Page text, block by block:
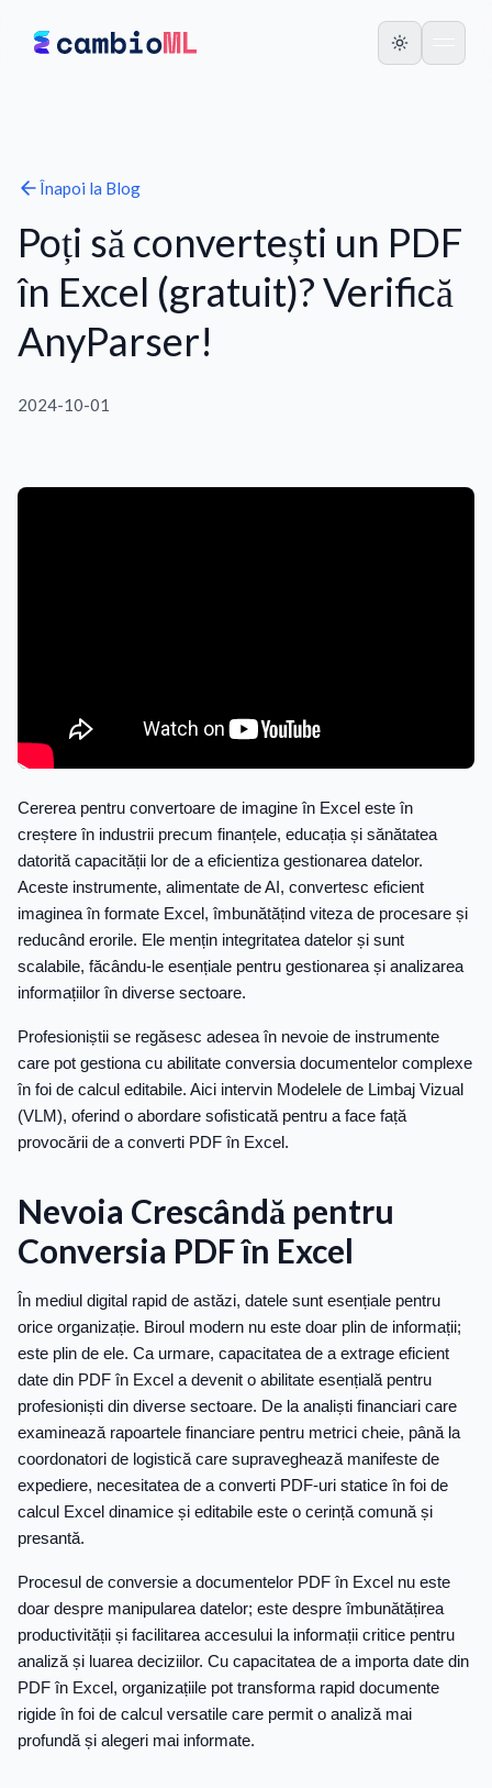
Înapoi la Blog
Poți să convertești un PDF
în Excel (gratuit)? Verifică
AnyParser!
2024-10-01
Cererea pentru convertoare de imagine în Excel este în
creștere în industrii precum finanțele, educația și sănătatea
datorită capacității lor de a eficientiza gestionarea datelor.
Aceste instrumente, alimentate de AI, convertesc eficient
imaginea în formate Excel, îmbunătățind viteza de procesare și
reducând erorile. Ele mențin integritatea datelor și sunt
scalabile, făcându-le esențiale pentru gestionarea și analizarea
informațiilor în diverse sectoare.
Profesioniștii se regăsesc adesea în nevoie de instrumente
care pot gestiona cu abilitate conversia documentelor complexe
în foi de calcul editabile. Aici intervin Modelele de Limbaj Vizual
(VLM), oferind o abordare sofisticată pentru a face față
provocării de a converti PDF în Excel.
Nevoia Crescândă pentru
Conversia PDF în Excel
În mediul digital rapid de astăzi, datele sunt esențiale pentru
orice organizație. Biroul modern nu este doar plin de informații;
este plin de ele. Ca urmare, capacitatea de a extrage eficient
date din PDF în Excel a devenit o abilitate esențială pentru
profesioniști din diverse sectoare. De la analiști financiari care
examinează rapoartele financiare pentru metrici cheie, până la
coordonatori de logistică care supraveghează manifeste de
expediere, necesitatea de a converti PDF-uri statice în foi de
calcul Excel dinamice și editabile este o cerință comună și
presantă.
Procesul de conversie a documentelor PDF în Excel nu este
doar despre manipularea datelor; este despre îmbunătățirea
productivității și facilitarea accesului la informații critice pentru
analiză și luarea deciziilor. Cu capacitatea de a importa date din
PDF în Excel, organizațiile pot transforma rapid documente
rigide în foi de calcul versatile care permit o analiză mai
profundă și alegeri mai informate.